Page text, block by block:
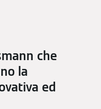
che
la
ed